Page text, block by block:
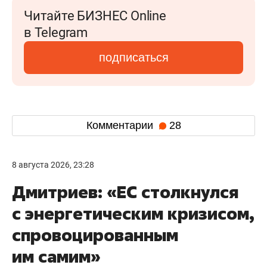
Читайте БИЗНЕС Online
в Telegram
подписаться
Комментарии 28
8 августа 2026, 23:28
Дмитриев: «ЕС столкнулся
с энергетическим кризисом,
спровоцированным
им самим»